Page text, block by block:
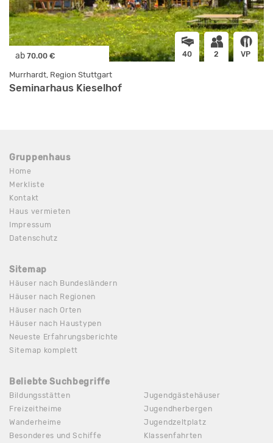
ab 70.00 € 40 2 VP
Murrhardt, Region Stuttgart
Seminarhaus Kieselhof
Gruppenhaus
Home
Merkliste
Kontakt
Haus vermieten
Impressum
Datenschutz
Sitemap
Häuser nach Bundesländern
Häuser nach Regionen
Häuser nach Orten
Häuser nach Haustypen
Neueste Erfahrungsberichte
Sitemap komplett
Beliebte Suchbegriffe
Bildungsstätten
Freizeitheime
Wanderheime
Besonderes und Schiffe
Jugendgästehäuser
Jugendherbergen
Jugendzeltplatz
Klassenfahrten